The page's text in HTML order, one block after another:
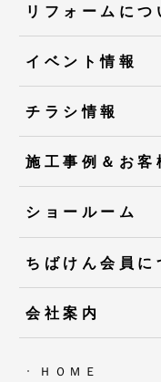
リフォームにつ
イベント情報
チラシ情報
施工事例＆お客
ショールーム
ちばけん会員に
会社案内
ＨＯＭＥ